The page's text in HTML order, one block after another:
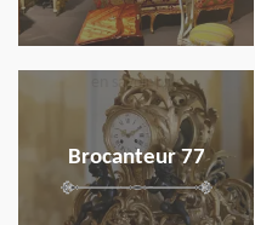
Brocanteur 77
en savoir plus